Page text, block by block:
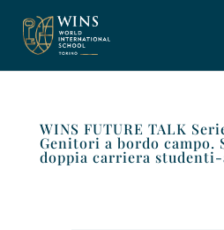
WINS FUTURE TALK
Genitori a bordo campo.
doppia carriera